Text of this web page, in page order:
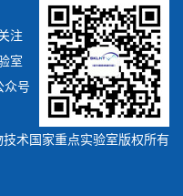
注
室
众号
术国家重点实验室版权所有